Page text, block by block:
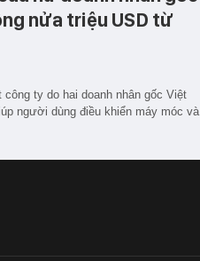
nửa triệu USD từ
ty do hai doanh nhân gốc Việt
người dùng điều khiển máy móc và